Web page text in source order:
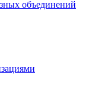
объединений